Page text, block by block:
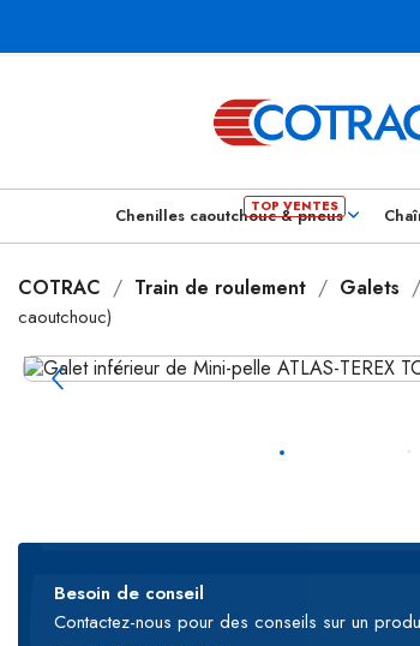
Chenilles caoutchouc & pneus
COTRAC Train de roulement Galets
caoutchouc)
Besoin de conseil
Contactez-nous pour des conseils sur un